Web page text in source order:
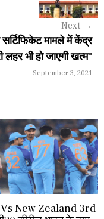
Next →
मामले में केंद्र
भी हो जाएगी खत्म"
September 3, 2021
New Zealand 3rd